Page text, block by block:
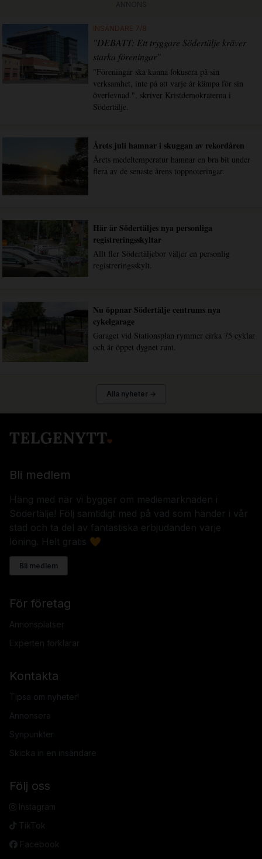
INSÄNDARE 7/8
"DEBATT: Ett tryggare Södertälje kräver
starka föreningar"
"Föreningar ska kunna fokusera på sin
verksamhet, inte på att varje år kämpa för sin
överlevnad.", skriver Kristdemokraterna i
Södertälje.
Årets juli hamnar i skuggan av rekordåren
Årets medeltemperatur hamnar en bra bit under
flera av de senaste årens toppnoteringar.
Här är Södertäljes nya personliga
registreringsskyltar
Allt fler Södertäljebor väljer en personlig
registreringsskylt.
Nu öppnar Södertälje centrums nya
cykelgarage
Garaget vid Stationsplan rymmer cirka 75 cyklar
och är öppet dygnet runt.
Alla nyheter →
Bli medlem
Häng med när vi bygger om mediemarknaden i
Södertälje! Följ samtidigt med på vad som händer i vår
stad och ta del av fantastiska erbjudanden varje
löning. Helt gratis 🧡
Bli medlem
För företag
Annonsplatser
Experten förklarar
Kontakta
Tipsa om nyheter!
Annonsera
Synpunkter
Skicka in en insändare
Följ oss
Instagram
TikTok
Facebook